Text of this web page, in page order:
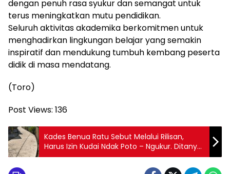
dengan penuh rasa syukur dan semangat untuk
terus meningkatkan mutu pendidikan.
Seluruh aktivitas akademika berkomitmen untuk
menghadirkan lingkungan belajar yang semakin
inspiratif dan mendukung tumbuh kembang peserta
didik di masa mendatang.
(Toro)
Post Views: 136
Kades Benua Ratu Sebut Melalui Rilisan,
Harus Izin Kudai Ndak Poto – Ngukur. Ditanya
Volume Pilih Bungkam.